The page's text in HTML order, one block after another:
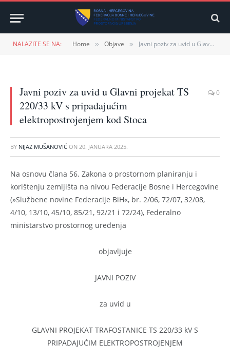
NALAZITE SE NA: Home » Objave » Javni poziv za uvid u Glavni projekat TS 220/33 kV s pripadajućim elektropostrojenjem kod Stoca
Javni poziv za uvid u Glavni projekat TS
220/33 kV s pripadajućim
elektropostrojenjem kod Stoca
0
BY NIJAZ MUŠANOVIĆ ON 20. JANUARA 2025.
Na osnovu člana 56. Zakona o prostornom planiranju i
korištenju zemljišta na nivou Federacije Bosne i Hercegovine
(»Službene novine Federacije BiH«, br. 2/06, 72/07, 32/08,
4/10, 13/10, 45/10, 85/21, 92/21 i 72/24), Federalno
ministarstvo prostornog uređenja
objavljuje
JAVNI POZIV
za uvid u
GLAVNI PROJEKAT TRAFOSTANICE TS 220/33 kV S
PRIPADAJUĆIM ELEKTROPOSTROJENJEM